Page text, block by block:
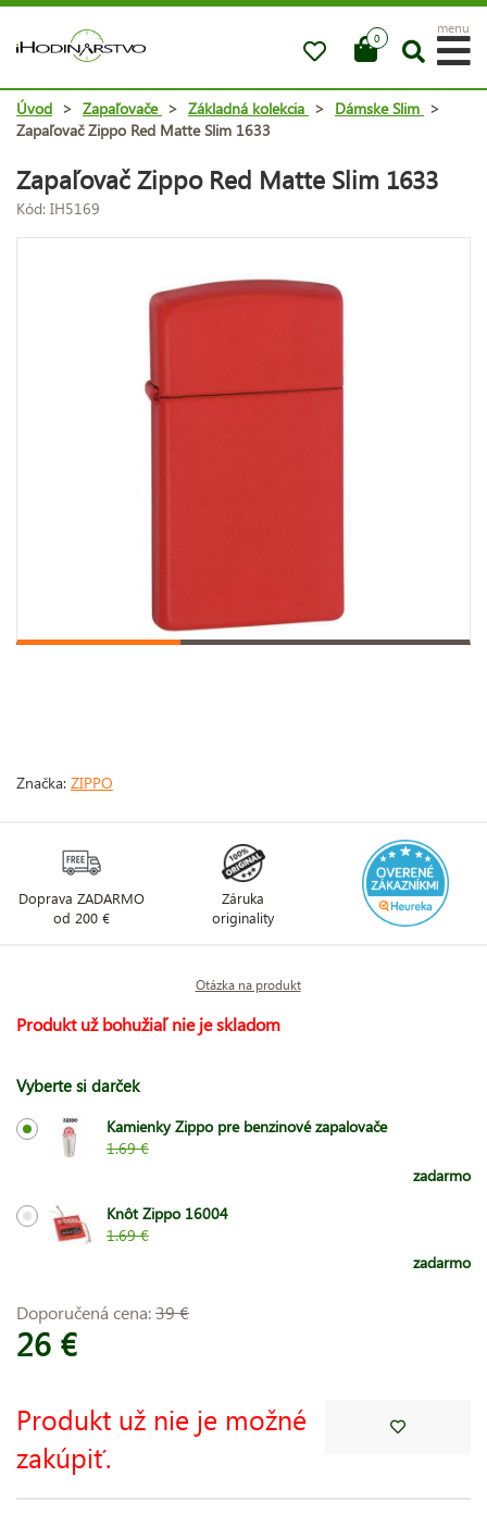
0
menu
Úvod > Zapaľovače > Základná kolekcia > Dámske Slim >
Zapaľovač Zippo Red Matte Slim 1633
Zapaľovač Zippo Red Matte Slim 1633
Kód: IH5169
Značka: ZIPPO
Doprava ZADARMO
od 200 €
Záruka
originality
Otázka na produkt
Produkt už bohužiaľ nie je skladom
Vyberte si darček
Kamienky Zippo pre benzinové zapalovače
1.69 €
zadarmo
Knôt Zippo 16004
1.69 €
zadarmo
Doporučená cena:39 €
26 €
Produkt už nie je možné
zakúpiť.